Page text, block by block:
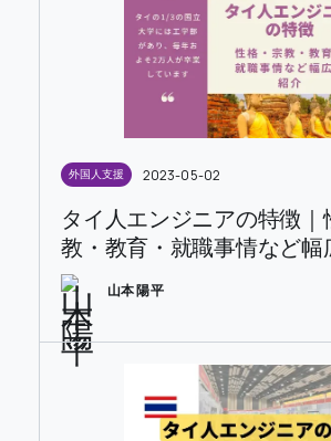
外国人支援 2023-05-02
タイ人エンジニアの特徴｜
教・教育・就職事情など幅
山本 陽平